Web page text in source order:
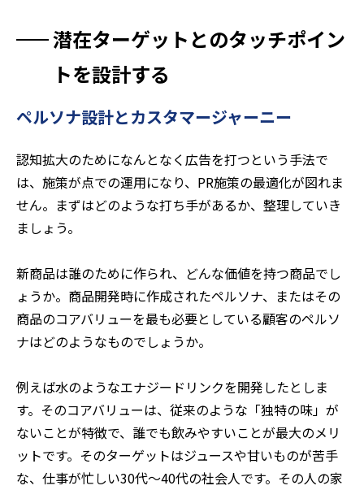
潜在ターゲットとのタッチポイン
トを設計する
ペルソナ設計とカスタマージャーニー
認知拡大のためになんとなく広告を打つという手法で
は、施策が点での運用になり、PR施策の最適化が図れま
せん。まずはどのような打ち手があるか、整理していき
ましょう。
新商品は誰のために作られ、どんな価値を持つ商品でし
ょうか。商品開発時に作成されたペルソナ、またはその
商品のコアバリューを最も必要としている顧客のペルソ
ナはどのようなものでしょうか。
例えば水のようなエナジードリンクを開発したとしま
す。そのコアバリューは、従来のような「独特の味」が
ないことが特徴で、誰でも飲みやすいことが最大のメリ
ットです。そのターゲットはジュースや甘いものが苦手
な、仕事が忙しい30代～40代の社会人です。その人の家